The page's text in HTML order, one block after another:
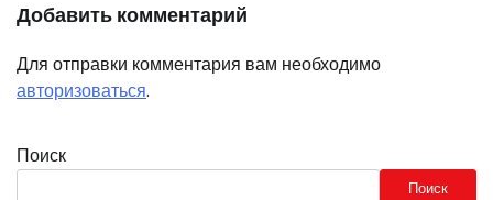
Добавить комментарий
Для отправки комментария вам необходимо
авторизоваться.
Поиск
Поиск